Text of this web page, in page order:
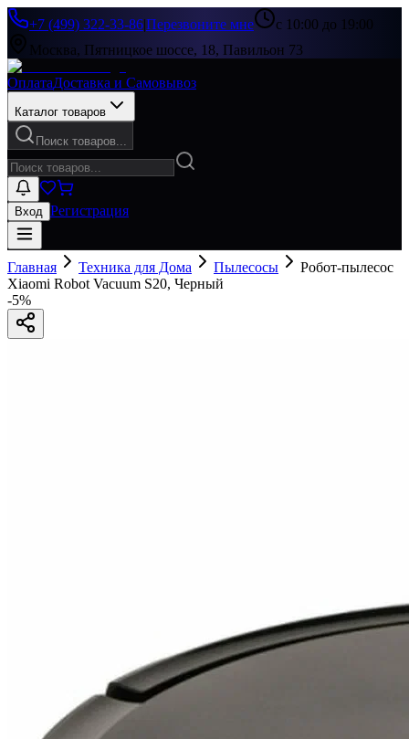
+7 (499) 322-33-86|Перезвоните мне
с 10:00 до 19:00
Москва, Пятницкое шоссе, 18, Павильон 73
ОплатаДоставка и Самовывоз
Каталог товаров
Поиск товаров...
Вход Регистрация
Главная Техника для Дома Пылесосы
Робот-пылесос
Xiaomi Robot Vacuum S20, Черный
-5%